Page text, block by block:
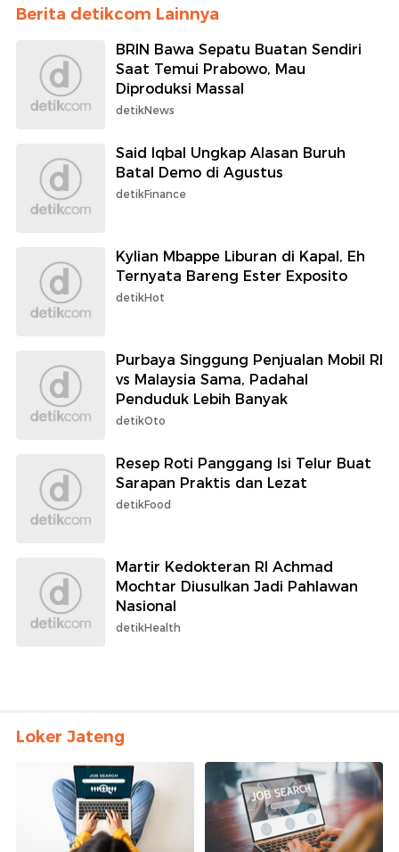
Berita detikcom Lainnya
BRIN Bawa Sepatu Buatan Sendiri
Saat Temui Prabowo, Mau
Diproduksi Massal
detikNews
Said Iqbal Ungkap Alasan Buruh
Batal Demo di Agustus
detikFinance
Kylian Mbappe Liburan di Kapal, Eh
Ternyata Bareng Ester Exposito
detikHot
Purbaya Singgung Penjualan Mobil RI
vs Malaysia Sama, Padahal
Penduduk Lebih Banyak
detikOto
Resep Roti Panggang Isi Telur Buat
Sarapan Praktis dan Lezat
detikFood
Martir Kedokteran RI Achmad
Mochtar Diusulkan Jadi Pahlawan
Nasional
detikHealth
Loker Jateng